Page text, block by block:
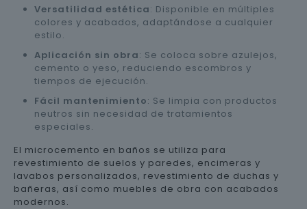
Versatilidad estética: Disponible en múltiples
colores y acabados, adaptándose a cualquier
estilo.
Aplicación sin obra: Se coloca sobre azulejos,
cemento o yeso, reduciendo escombros y
tiempos de ejecución.
Fácil mantenimiento: Se limpia con productos
neutros sin necesidad de tratamientos
especiales.
El microcemento en baños se utiliza para
revestimiento de suelos y paredes, encimeras y
lavabos personalizados, revestimiento de duchas y
bañeras, así como muebles de obra con acabados
modernos.